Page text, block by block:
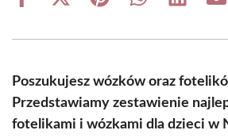
(Twitter)
Poszukujesz wózków oraz
Przedstawiamy zestawienie
fotelikami i wózkami dla dzieci w